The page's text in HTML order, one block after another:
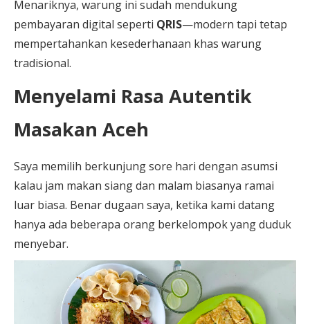
Menariknya, warung ini sudah mendukung
pembayaran digital seperti QRIS—modern tapi tetap
mempertahankan kesederhanaan khas warung
tradisional.
Menyelami Rasa Autentik
Masakan Aceh
Saya memilih berkunjung sore hari dengan asumsi
kalau jam makan siang dan malam biasanya ramai
luar biasa. Benar dugaan saya, ketika kami datang
hanya ada beberapa orang berkelompok yang duduk
menyebar.